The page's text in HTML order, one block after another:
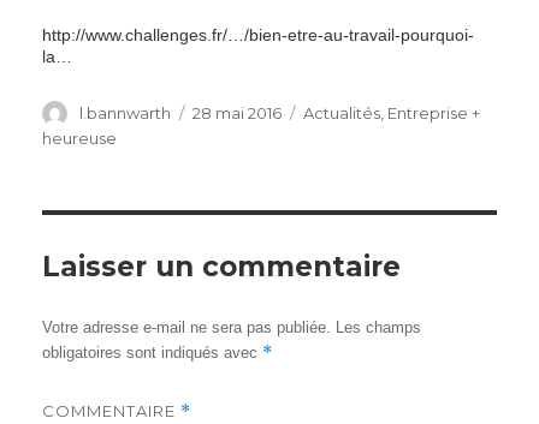
http://www.challenges.fr/…/bien-etre-au-travail-pourquoi-
la…
Author
l.bannwarth
Posted
28 mai 2016 Categories
Actualités Entreprise +
heureuse
Laisser un commentaire
Votre adresse e-mail ne sera pas publiée. Les champs
obligatoires sont indiqués avec *
COMMENTAIRE *